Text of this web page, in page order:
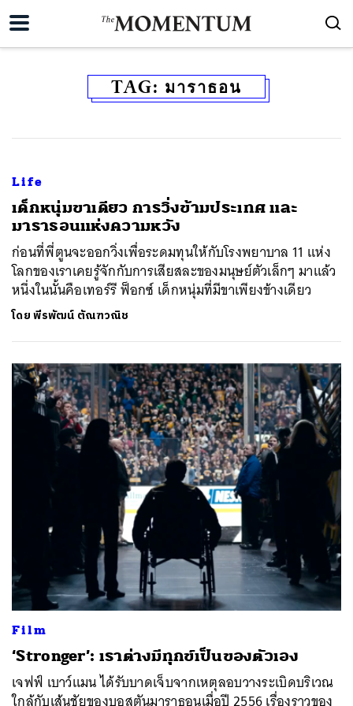
TAG: มาราธอน
Life
เด็กหนุ่มขาเดียว การวิ่งข้ามประเทศ และ
มาราธอนแห่งความหวัง
ก่อนที่พี่ตูนจะออกวิ่งเพื่อระดมทุนให้กับโรงพยาบาล 11 แห่ง
โลกของเราเคยรู้จักกับการเสียสละของมนุษย์ตัวเล็กๆ มาแล้ว
หนึ่งในนั้นคือเทอร์รี ฟ็อกซ์ เด็กหนุ่มที่มีขาเพียงข้างเดียว
โดยพีรพัฒน์ ตัณฑวณิช
Film
​‘Stronger’: เราต่างมีทุกข์เป็นของตัวเอง
เจฟฟ์ เบาว์แมน ได้รับบาดเจ็บจากเหตุลอบวางระเบิดบริเวณ
ใกล้กับเส้นชัยของบอสตันมาราธอนเมื่อปี 2556 เรื่องราวของ
SHARE TWEET LINE EMAIL